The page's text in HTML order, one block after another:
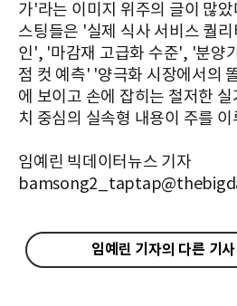
가'라는 이미지 위주의 글이 많
스팅들은 '실제 식사 서비스 퀄
인', '마감재 고급화 수준', '분양
점 컷 예측' '양극화 시장에서의
에 보이고 손에 잡히는 철저한
치 중심의 실속형 내용이 주를
임예린 빅데이터뉴스 기자
임예린 기자의 다른 기사